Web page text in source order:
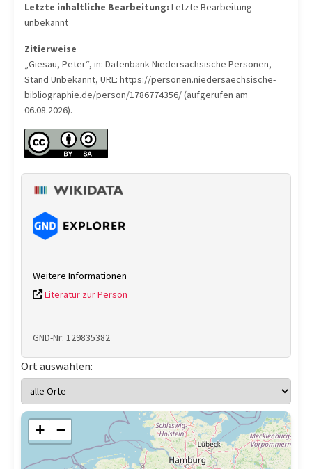
Letzte inhaltliche Bearbeitung: Letzte Bearbeitung
unbekannt
Zitierweise
„Giesau, Peter“, in: Datenbank Niedersächsische Personen,
Stand Unbekannt, URL: https://personen.niedersaechsische-
bibliographie.de/person/1786774356/ (aufgerufen am
06.08.2026).
Weitere Informationen
Literatur zur Person
GND-Nr: 129835382
Ort auswählen:
+ −